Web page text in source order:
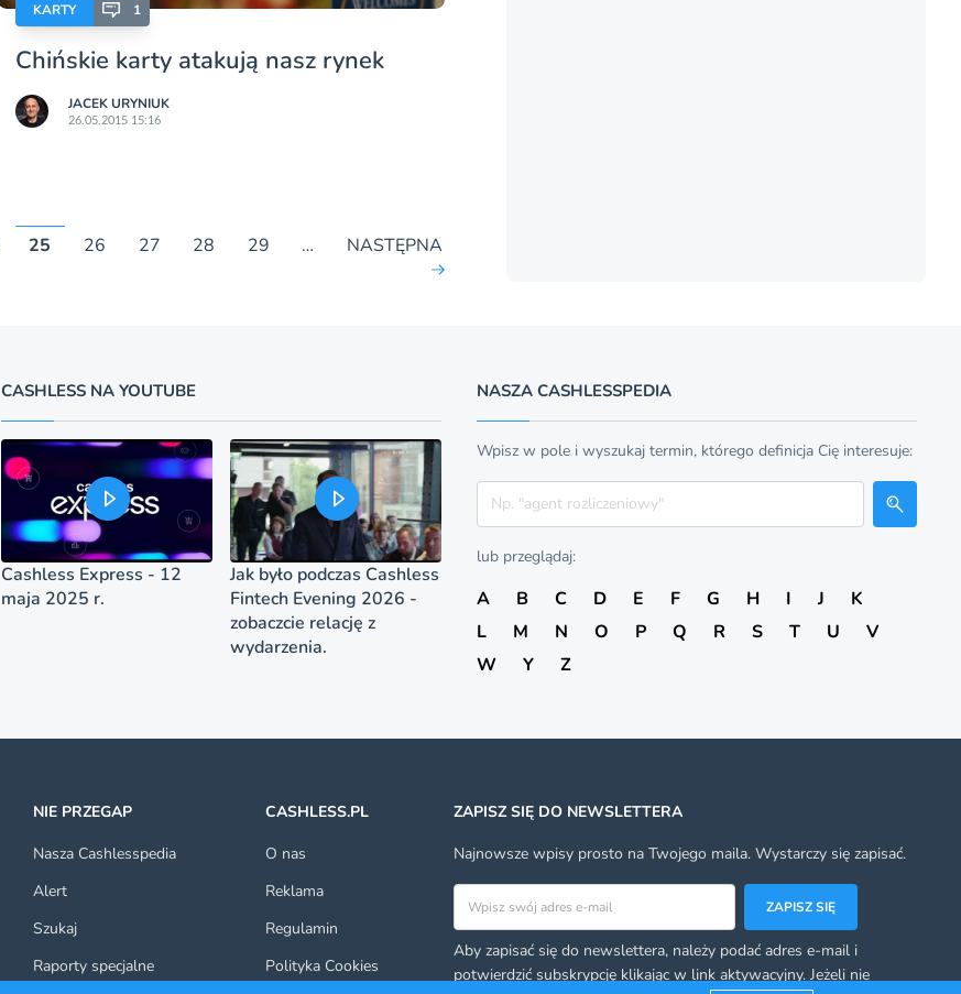
KARTY 1
Chińskie karty atakują nasz rynek
JACEK URYNIUK
26.05.2015 15:16
25 26 27 28 29 …
NASTĘPNA
CASHLESS NA YOUTUBE
Cashless Express - 12
maja 2025 r.
Jak było podczas Cashless
Fintech Evening 2026 -
zobaczcie relację z
wydarzenia.
NASZA CASHLESSPEDIA
Wpisz w pole i wyszukaj termin, którego definicja Cię interesuje:
Szukaj
lub przeglądaj:
A B C D E F G H I J
K
L
M N O P Q R S T U
V
W
Y Z
NIE PRZEGAP
Nasza Cashlesspedia
Alert
Szukaj
Raporty specjalne
CASHLESS.PL
O nas
Reklama
Regulamin
Polityka Cookies
ZAPISZ SIĘ DO NEWSLETTERA
Najnowsze wpisy prosto na Twojego maila. Wystarczy się zapisać.
Adres email
ZAPISZ SIĘ
Aby zapisać się do newslettera, należy podać adres e-mail i
potwierdzić subskrypcję klikając w link aktywacyjny. Jeżeli nie